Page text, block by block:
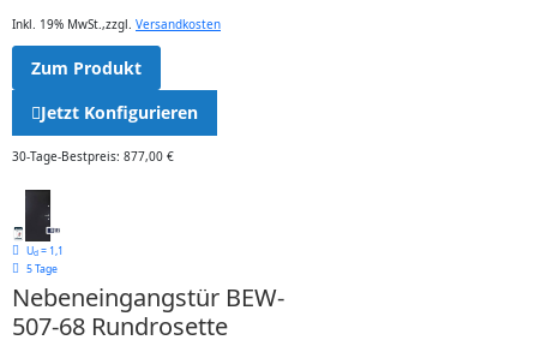
Inkl. 19% MwSt. ,zzgl. Versandkosten
Zum Produkt
Jetzt Konfigurieren
30-Tage-Bestpreis: 877,00 €
Ud = 1,1
5 Tage
Nebeneingangstür BEW-
507-68 Rundrosette